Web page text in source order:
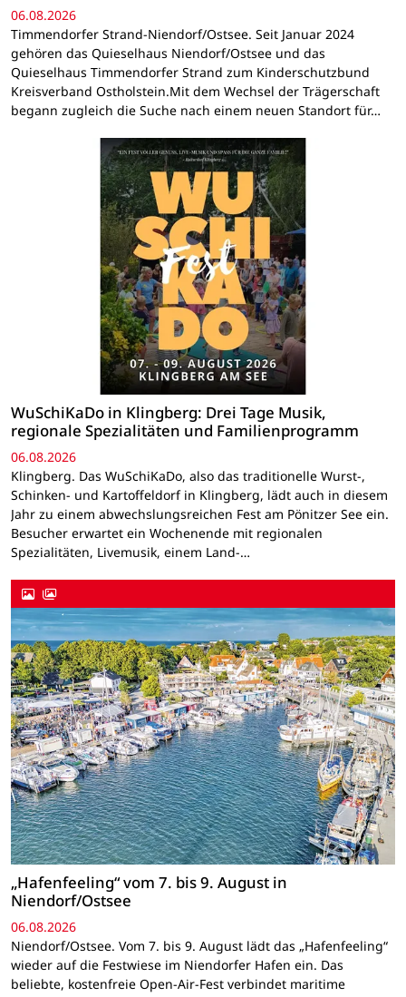
06.08.2026
Timmendorfer Strand-Niendorf/Ostsee. Seit Januar 2024
gehören das Quieselhaus Niendorf/Ostsee und das
Quieselhaus Timmendorfer Strand zum Kinderschutzbund
Kreisverband Ostholstein.Mit dem Wechsel der Trägerschaft
begann zugleich die Suche nach einem neuen Standort für…
WuSchiKaDo in Klingberg: Drei Tage Musik,
regionale Spezialitäten und Familienprogramm
06.08.2026
Klingberg. Das WuSchiKaDo, also das traditionelle Wurst-,
Schinken- und Kartoffeldorf in Klingberg, lädt auch in diesem
Jahr zu einem abwechslungsreichen Fest am Pönitzer See ein.
Besucher erwartet ein Wochenende mit regionalen
Spezialitäten, Livemusik, einem Land-…
„Hafenfeeling“ vom 7. bis 9. August in
Niendorf/Ostsee
06.08.2026
Niendorf/Ostsee. Vom 7. bis 9. August lädt das „Hafenfeeling“
wieder auf die Festwiese im Niendorfer Hafen ein. Das
beliebte, kostenfreie Open-Air-Fest verbindet maritime